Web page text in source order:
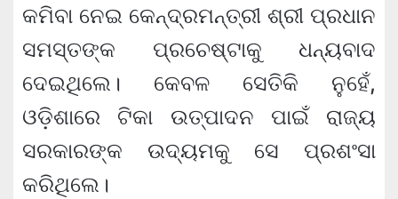
କମିବା ନେଇ କେନ୍ଦ୍ରମନ୍ତ୍ରୀ ଶ୍ରୀ ପ୍ରଧାନ
ସମସ୍ତଙ୍କ ପ୍ରଚେଷ୍ଟାକୁ ଧନ୍ୟବାଦ
ଦେଇଥିଲେ। କେବଳ ସେତିକି ନୁହେଁ,
ଓଡ଼ିଶାରେ ଟିକା ଉତ୍ପାଦନ ପାଇଁ ରାଜ୍ୟ
ସରକାରଙ୍କ ଉଦ୍ୟମକୁ ସେ ପ୍ରଶଂସା
କରିଥିଲେ।